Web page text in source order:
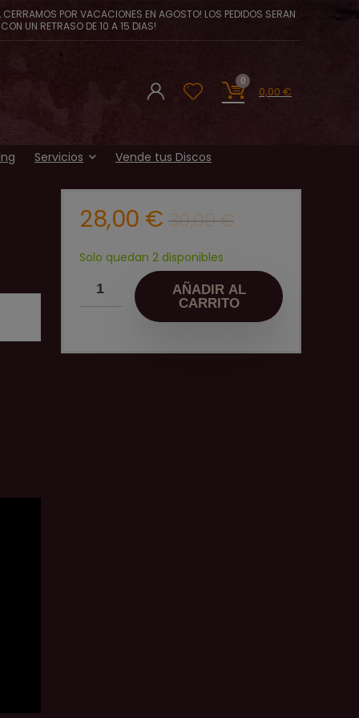
CERRAMOS POR VACACIONES EN AGOSTO! LOS PEDIDOS SERAN
UN RETRASO DE 10 A 15 DIAS!
0
0,00 €
Servicios Vende tus Discos
30,00€El
original
era:
30,00 €.
28,00 € El
actual
es:
28,00 €.
Solo quedan 2 disponibles
AÑADIR AL
CARRITO